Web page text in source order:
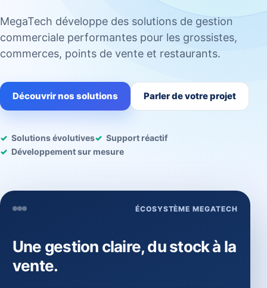
MegaTech développe des solutions de gestion
commerciale performantes pour les grossistes,
commerces, points de vente et restaurants.
Découvrir nos solutions Parler de votre projet
Solutions évolutives
Support réactif
Développement sur mesure
ÉCOSYSTÈME MEGATECH
Une gestion claire, du stock à la
vente.